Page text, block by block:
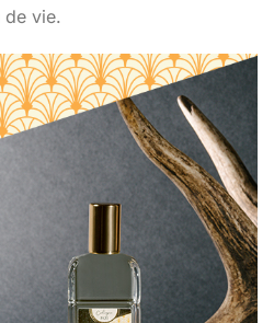
de vie.